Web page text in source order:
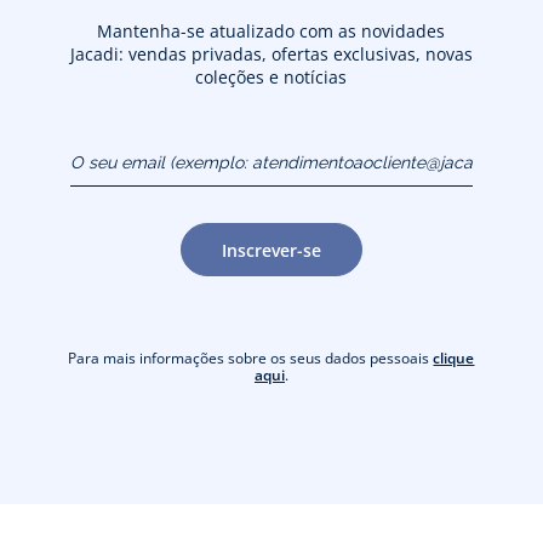
Mantenha-se atualizado com as novidades
Jacadi: vendas privadas, ofertas exclusivas, novas
coleções e notícias
atendimentoaocliente@jacadi.pt)
Inscrever-se
Para mais informações sobre os seus dados pessoaisclique
aqui.